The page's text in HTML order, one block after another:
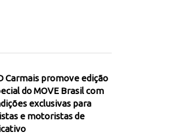
Carmais promove edição
do MOVE Brasil com
exclusivas para
e motoristas de